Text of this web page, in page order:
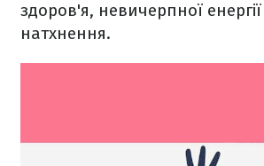
здоров'я, невичерпної
натхнення.